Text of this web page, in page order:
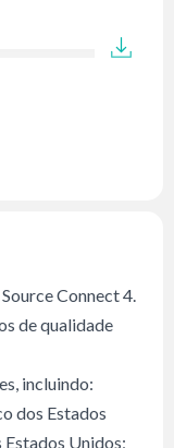
Connect 4.
de qualidade
incluindo:
dos Estados
Unidos;